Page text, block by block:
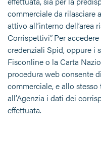
commerciale da rilasciare
attivo all’interno dell’area
Corrispettivi”. Per
credenziali Spid, oppure i
Fisconline o la Carta
procedura web consente
commerciale, e allo
all’Agenzia i dati dei
effettuata.